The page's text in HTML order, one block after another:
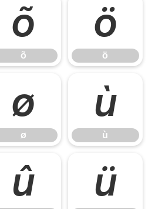
õ
õ
ö
ö
ø
ø
ù
ù
û ü